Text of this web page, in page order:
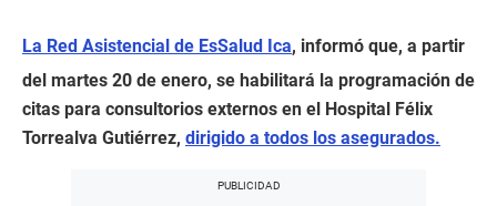
La Red Asistencial de EsSalud Ica, informó que, a partir
del martes 20 de enero, se habilitará la programación de
citas para consultorios externos en el Hospital Félix
Torrealva Gutiérrez, dirigido a todos los asegurados.